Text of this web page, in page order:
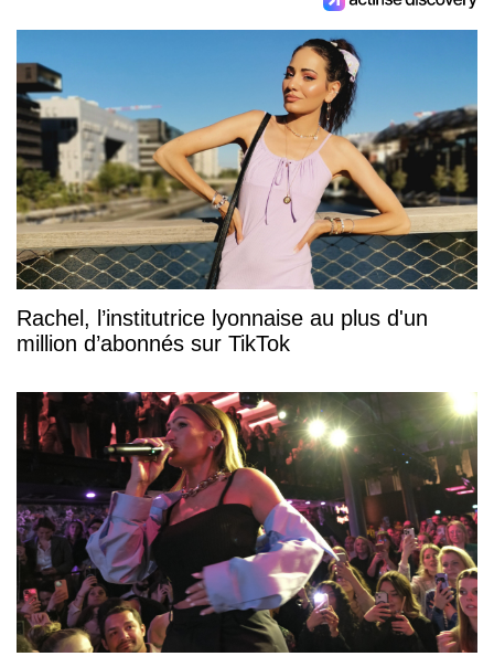
Rachel, l’institutrice lyonnaise au plus d'un
million d’abonnés sur TikTok